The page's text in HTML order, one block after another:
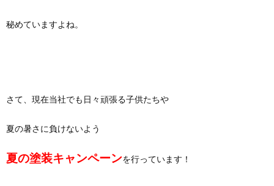
秘めていますよね。
さて、現在当社でも日々頑張る子供たちや
夏の暑さに負けないよう
夏の塗装キャンペーンを行っています！